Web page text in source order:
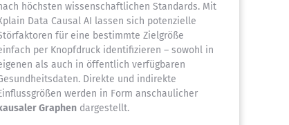
höchsten wissenschaftlichen Standards. Mit
Data Causal AI lassen sich potenzielle
für eine bestimmte Zielgröße
per Knopfdruck identifizieren – sowohl in
als auch in öffentlich verfügbaren
Direkte und indirekte
werden in Form anschaulicher
kausaler Graphen dargestellt.